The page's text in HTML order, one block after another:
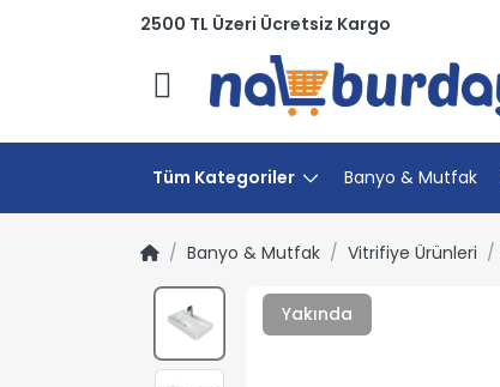
2500 TL Üzeri Ücretsiz Kargo
Menü
Tüm Kategoriler Banyo & Mutfak
Banyo & Mutfak Vitrifiye Ürünleri
Yakında